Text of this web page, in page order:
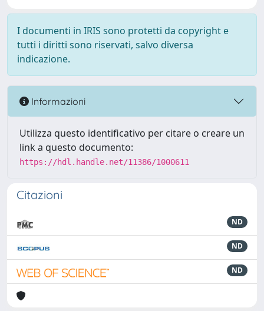
I documenti in IRIS sono protetti da copyright e
tutti i diritti sono riservati, salvo diversa
indicazione.
Informazioni
Utilizza questo identificativo per citare o creare un
link a questo documento:
https://hdl.handle.net/11386/1000611
Citazioni
ND
ND
ND